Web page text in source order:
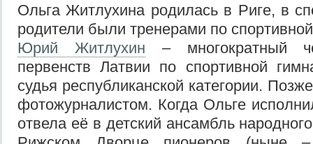
Ольга Житлухина родилась в Риге, в
родители были тренерами по
Юрий Житлухин – многократный
первенств Латвии по спортивной
судья республиканской категории.
фотожурналистом. Когда Ольге
отвела её в детский ансамбль